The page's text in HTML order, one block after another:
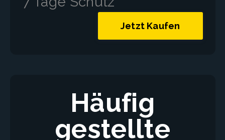
Jetzt Kaufen
Häufig
gestellte